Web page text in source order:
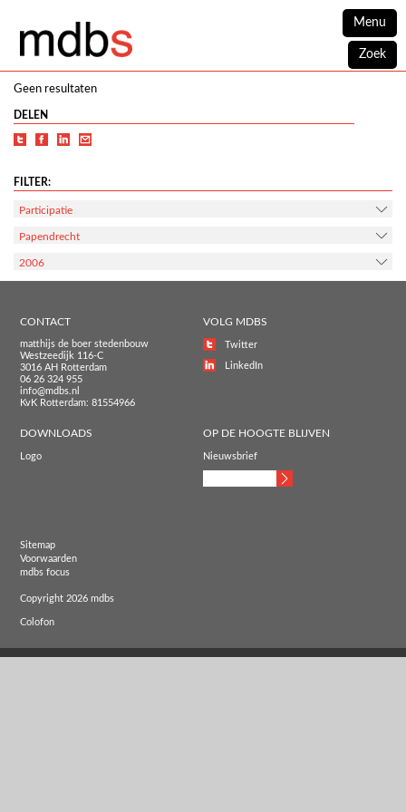
Menu
Zoek
Geen resultaten
DELEN
FILTER:
Participatie
Papendrecht
2006
CONTACT
matthijs de boer stedenbouw
Westzeedijk 116-C
3016 AH Rotterdam
06 26 324 955
info@mdbs.nl
KvK Rotterdam: 81554966
VOLG MDBS
Twitter
LinkedIn
DOWNLOADS
Logo
OP DE HOOGTE BLIJVEN
Nieuwsbrief
Sitemap
Voorwaarden
mdbs focus
Copyright 2026 mdbs
Colofon